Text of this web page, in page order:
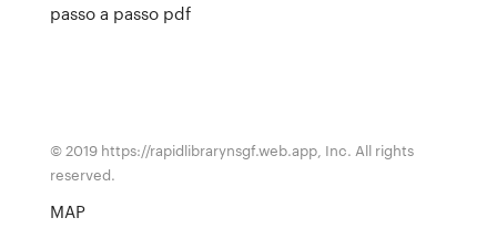
passo a passo pdf
© 2019 https://rapidlibrarynsgf.web.app, Inc. All rights
reserved.
MAP